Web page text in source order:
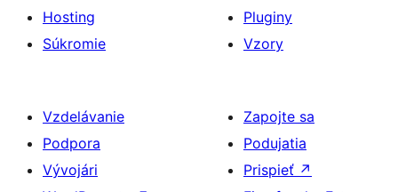
Hosting
Súkromie
Pluginy
Vzory
Vzdelávanie
Podpora
Vývojári
Zapojte sa
Podujatia
Prispieť ↗